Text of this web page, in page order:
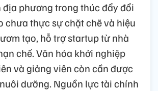
phương trong thúc đẩy đổi
chưa thực sự chặt chẽ và hiệu
tạo, hỗ trợ startup từ nhà
chế. Văn hóa khởi nghiệp
và giảng viên còn cần được
dưỡng. Nguồn lực tài chính